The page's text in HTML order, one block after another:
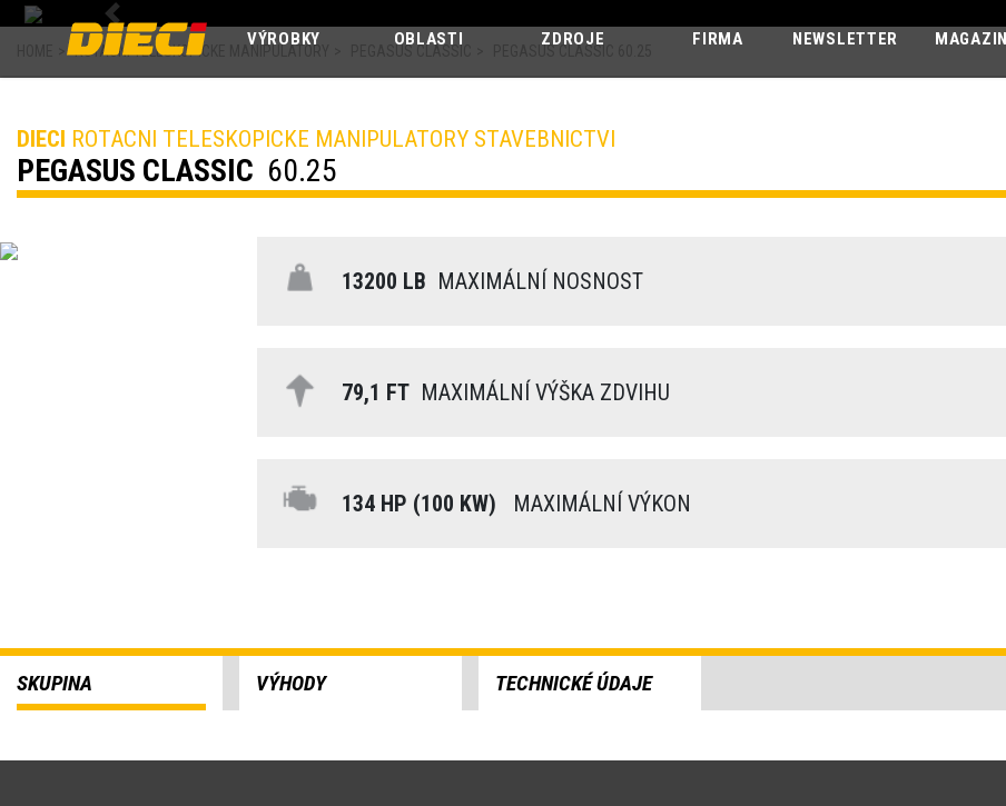
NEWSLETTER
VÝROBKY OBLASTI ZDROJE FIRMA
Previous
PEGASUS
ROTACNI TELESKOPICKE MANIPULATORY
DIECI ROTACNI TELESKOPICKE MANIPULATORY STAVEBNICTVI
PEGASUS CLASSIC 60.25
13200 LB MAXIMÁLNÍ NOSNOST
79,1 FTMAXIMÁLNÍ VÝŠKA ZDVIHU
134 HP (100 KW) MAXIMÁLNÍ VÝKON
SKUPINA VÝHODY TECHNICKÉ ÚDAJE